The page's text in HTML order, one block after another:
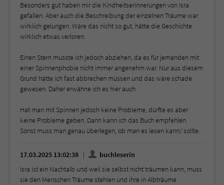
Besonders gut haben mir die Kindheitserinnerungen von Isra
gefallen. Aber auch die Beschreibung der einzelnen Träume war
wirklich gelungen. Wäre das nicht so gut, hätte die Geschichte
wirklich etwas verloren.
Einen Stern musste ich jedoch abziehen, da es für jemanden mit
einer Spinnenphobie nicht immer angenehm war. Nur aus diesem
Grund hätte ich fast abbrechen müssen und das wäre schade
gewesen. Daher erwähne ich es hier auch.
Hat man mit Spinnen jedoch keine Probleme, dürfte es aber
keine Probleme geben. Dann kann ich das Buch empfehlen.
Sonst muss man genau überlegen, ob man es lesen kann/ sollte.
17.03.2025 13:02:38
buchleserin
Isra ist ein Nachtalb und weil sie selbst nicht träumen kann, muss
sie den Menschen Träume stehlen und ihre in Albträume